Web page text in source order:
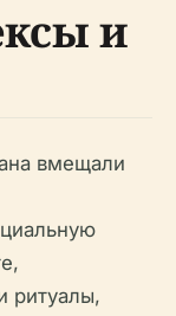
и
вмещали
ритуалы,